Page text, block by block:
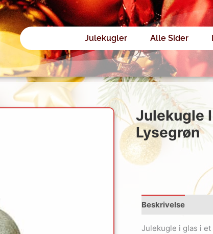
Julekugler Alle Sider
Julekugle
Lysegrøn
Beskrivelse
Julekugle i glas i